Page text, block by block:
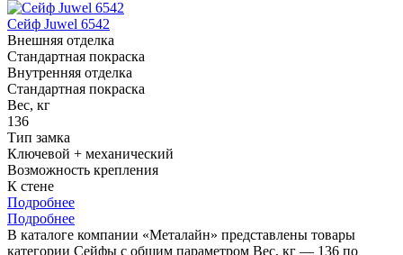
Сейф Juwel 6542
Внешняя отделка
Стандартная покраска
Внутренняя отделка
Стандартная покраска
Вес, кг
136
Тип замка
Ключевой + механический
Возможность крепления
К стене
Подробнее
Подробнее
В каталоге компании «Металайн» представлены товары
категории Сейфы с общим параметром Вес, кг — 136 по